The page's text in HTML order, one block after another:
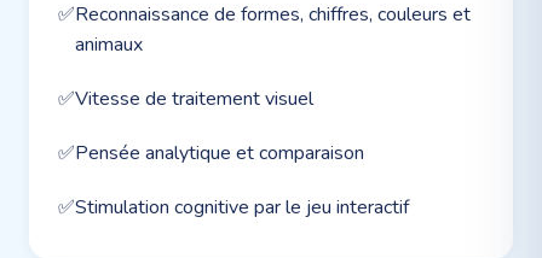
✅Reconnaissance de formes, chiffres, couleurs et
animaux
✅Vitesse de traitement visuel
✅Pensée analytique et comparaison
✅Stimulation cognitive par le jeu interactif